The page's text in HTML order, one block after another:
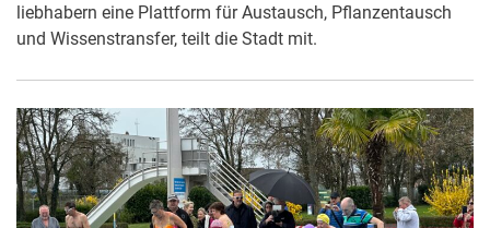
liebhabern eine Plattform für Austausch, Pflanzentausch
und Wissenstransfer, teilt die Stadt mit.